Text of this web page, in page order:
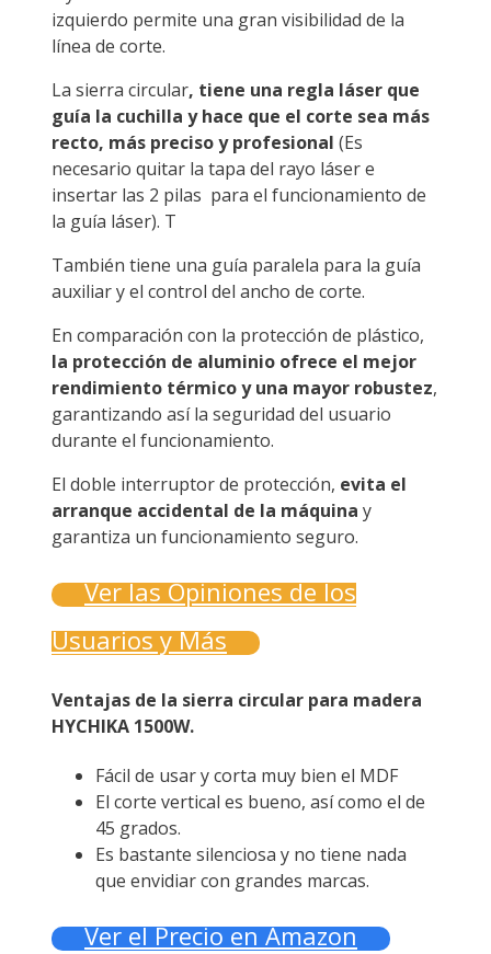
izquierdo permite una gran visibilidad de la
línea de corte.
La sierra circular, tiene una regla láser que
guía la cuchilla y hace que el corte sea más
recto, más preciso y profesional (Es
necesario quitar la tapa del rayo láser e
insertar las 2 pilas para el funcionamiento de
la guía láser). T
También tiene una guía paralela para la guía
auxiliar y el control del ancho de corte.
En comparación con la protección de plástico,
la protección de aluminio ofrece el mejor
rendimiento térmico y una mayor robustez,
garantizando así la seguridad del usuario
durante el funcionamiento.
El doble interruptor de protección, evita el
arranque accidental de la máquina y
garantiza un funcionamiento seguro.
Ver las Opiniones de los
Usuarios y Más
Ventajas de la sierra circular para madera
HYCHIKA 1500W.
Fácil de usar y corta muy bien el MDF
El corte vertical es bueno, así como el de
45 grados.
Es bastante silenciosa y no tiene nada
que envidiar con grandes marcas.
Ver el Precio en Amazon